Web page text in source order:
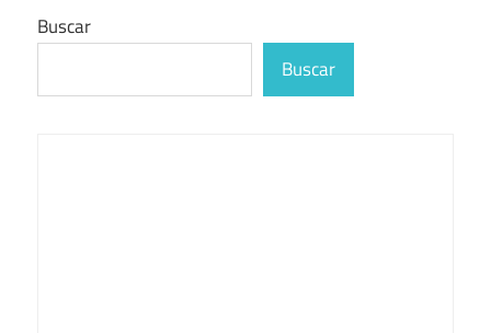
Buscar
Buscar